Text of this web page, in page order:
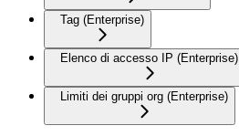
Tag (Enterprise)
Elenco di accesso IP (Enterprise)
Limiti dei gruppi org (Enterprise)